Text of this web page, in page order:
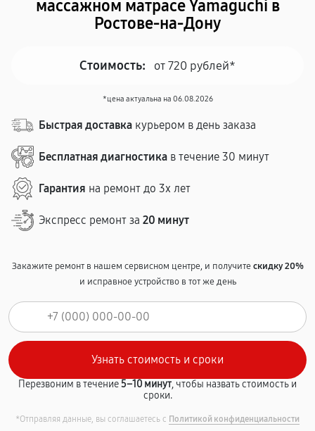
массажном матрасе Yamaguchi в
Ростове-на-Дону
Стоимость: от 720 рублей*
*цена актуальна на 06.08.2026
Быстрая доставка курьером в день заказа
Бесплатная диагностика в течение 30 минут
Гарантия на ремонт до 3х лет
Экспресс ремонт за 20 минут
Закажите ремонт в нашем сервисном центре, и получитескидку 20%
и исправное устройство в тот же день
Перезвоним в течение5–10 минут, чтобы назвать стоимость и
сроки.
*Отправляя данные, вы соглашаетесь с Политикой конфиденциальности